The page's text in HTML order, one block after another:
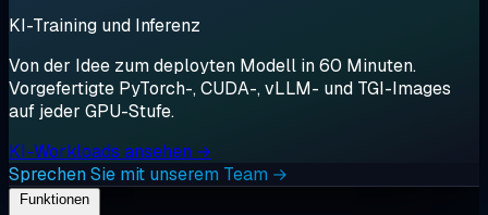
KI-Training und Inferenz
Von der Idee zum deployten Modell in 60 Minuten.
Vorgefertigte PyTorch-, CUDA-, vLLM- und TGI-Images
auf jeder GPU-Stufe.
KI-Workloads ansehen →
Sprechen Sie mit unserem Team →